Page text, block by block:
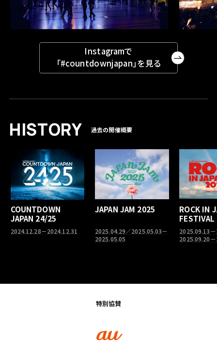
Instagramで
「#countdownjapan」を見る
HISTORY 過去の開催概要
COUNTDOWN
JAPAN 24/25
2024.12.28－2024.12.31
JAPAN JAM 2025
2025.04.29／2025.05.03－
2025.05.05
ROCK IN
2025.09.13
2025.09.20
特別協賛